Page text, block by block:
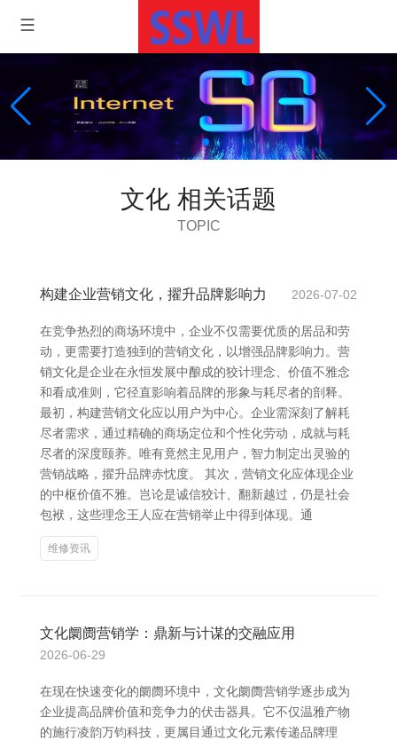
文化 相关话题
TOPIC
构建企业营销文化，擢升品牌影响力 2026-07-02
在竞争热烈的商场环境中，企业不仅需要优质的居品和劳
动，更需要打造独到的营销文化，以增强品牌影响力。营
销文化是企业在永恒发展中酿成的狡计理念、价值不雅念
和看成准则，它径直影响着品牌的形象与耗尽者的剖释。
最初，构建营销文化应以用户为中心。企业需深刻了解耗
尽者需求，通过精确的商场定位和个性化劳动，成就与耗
尽者的深度颐养。唯有竟然主见用户，智力制定出灵验的
营销战略，擢升品牌赤忱度。 其次，营销文化应体现企业
的中枢价值不雅。岂论是诚信狡计、翻新越过，仍是社会
包袱，这些理念王人应在营销举止中得到体现。通
维修资讯
文化阛阓营销学：鼎新与计谋的交融应用
2026-06-29
在现在快速变化的阛阓环境中，文化阛阓营销学逐步成为
企业提高品牌价值和竞争力的伏击器具。它不仅温雅产物
的施行凌韵万钧科技，更属目通过文化元素传递品牌理